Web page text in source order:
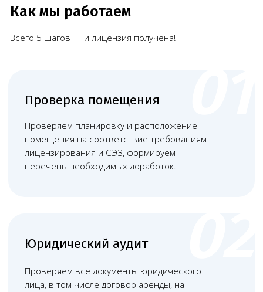
+7 (968) 778-00-18
или оставьте
заявку — мы перезвоним и всё расскажем
Андреевна
Запишитесь на консультацию